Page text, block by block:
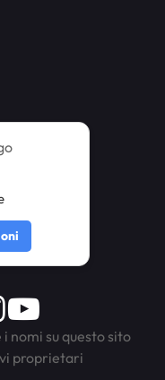
Instagram
Youtube
nomi su questo sito
proprietari